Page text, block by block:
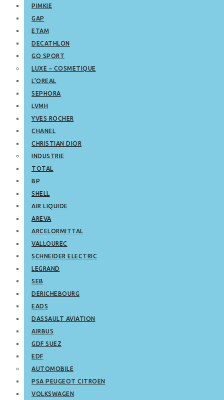
PIMKIE
GAP
ETAM
DECATHLON
GO SPORT
LUXE – COSMETIQUE
L’OREAL
SEPHORA
LVMH
YVES ROCHER
CHANEL
CHRISTIAN DIOR
INDUSTRIE
TOTAL
BP
SHELL
AIR LIQUIDE
AREVA
ARCELORMITTAL
VALLOUREC
SCHNEIDER ELECTRIC
LEGRAND
SEB
DERICHEBOURG
EADS
DASSAULT AVIATION
AIRBUS
GDF SUEZ
EDF
AUTOMOBILE
PSA PEUGEOT CITROEN
VOLKSWAGEN